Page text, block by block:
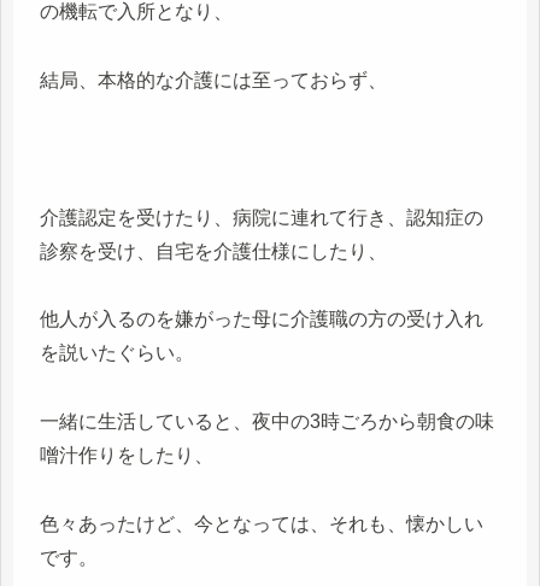
の機転で入所となり、
結局、本格的な介護には至っておらず、
介護認定を受けたり、病院に連れて行き、認知症の
診察を受け、自宅を介護仕様にしたり、
他人が入るのを嫌がった母に介護職の方の受け入れ
を説いたぐらい。
一緒に生活していると、夜中の3時ごろから朝食の味
噌汁作りをしたり、
色々あったけど、今となっては、それも、懐かしい
です。